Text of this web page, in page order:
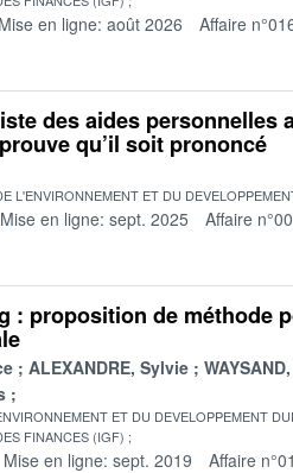
Mise en ligne: août 2026 Affaire
des aides personnelles
qu’il soit prononcé
L'ENVIRONNEMENT ET DU
Mise en ligne: sept. 2025 Affaire
: proposition de méthode
ALEXANDRE, Sylvie
ET DU DEVELOPPEMENT
FINANCES (IGF)
Mise en ligne: sept. 2019 Affaire